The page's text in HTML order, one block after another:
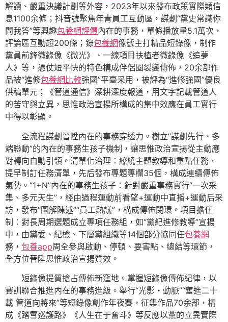
解讀、嚴重決議計劃等外容，2023年以來發布政策實際類信
息1100余條；抖音號聚焦年青員工互動區，謀劃“黨史常識你
問我答”等興趣包養網評價內在的事務，單條播放量5.1萬次，
評論區互動超200條；錄包養網像號主打精品短錄像，制作
黨員前鋒微錄像《微光》、一線項目扶植者微錄像《追夢
人》等，憑仗短平快的特色構成伴侶圈裂變傳佈，20余部作
品被“進修包養網比較強國”平臺采用，被評為“進修強國”優良
供稿單元；《管道通信》深耕深度報道，用文字記載管道人
的苦守與立異，思惟政治宣揚所構成的集中效應在員工實行
中得以彰顯。
全流程謀劃晉陞內在的事務穿透力。樹立“謀劃先行、多
端聯動”的內在的事務生孩子機制，讓思惟政治宣揚從主動應
對轉向自動引領。清單化治理：繚繞主題教導和重點任務，
提早制訂任務清單，先后發布專題專欄35個，構成連續傳佈
氣勢。“1+N”內在的事務生孩子：針對嚴重事務實行“一次采
集、多元天生”，經由過程運動前看望+運動中直播+運動后采
訪，發布“圖解陳述”“員工熱議”，構成傳佈閉環。項目擔任
制：對長周期選題成立專項任務組，如“黨紀進修教導”宣揚
中，由黨委、紀檢、下層黨組織等14個部分協同任包養網
務， 包養app周全參與啟動、停頓、要害點、總結等環節，
全方位晉陞思惟政治宣揚質效。
短錄像提質搶占傳佈新窪地。掌握短錄像傳佈紀律，以
賽訓聯合推進內在的事務進級。舉行“光影・動脈”“奮進二十
載 管道向將來”等短錄像創作年夜賽，征集作品70余部，構
成《踏雪巡護路》《人生在于奮斗》等反應以黨的立異實際